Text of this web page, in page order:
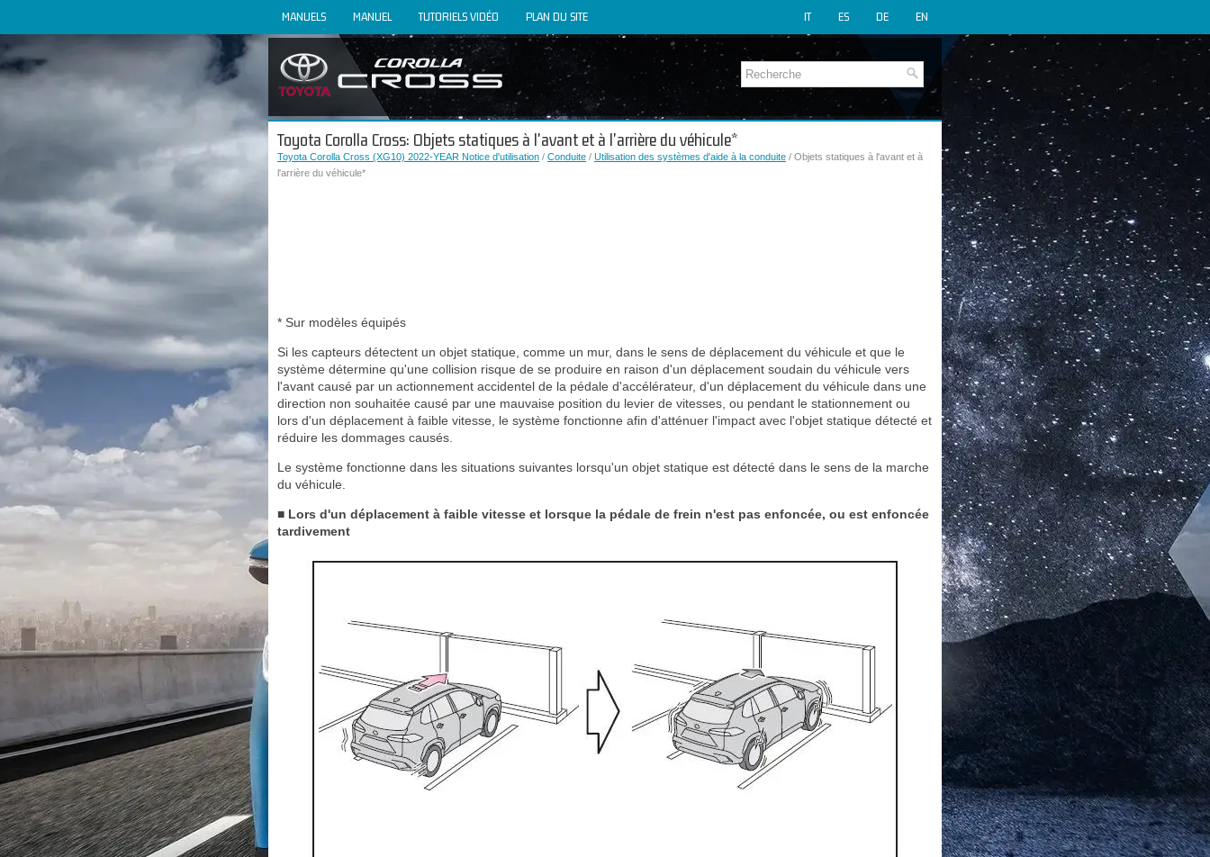
MANUELS MANUEL TUTORIELS VIDÉO PLAN DU SITE EN
DE
ES
IT
Toyota Corolla Cross: Objets statiques à l'avant et à l'arrière du véhicule*
Toyota Corolla Cross (XG10) 2022-YEAR Notice d'utilisation / Conduite / Utilisation des systèmes d'aide à la conduite / Objets statiques à l'avant et à
l'arrière du véhicule*
* Sur modèles équipés
Si les capteurs détectent un objet statique, comme un mur, dans le sens de déplacement du véhicule et que le
système détermine qu'une collision risque de se produire en raison d'un déplacement soudain du véhicule vers
l'avant causé par un actionnement accidentel de la pédale d'accélérateur, d'un déplacement du véhicule dans une
direction non souhaitée causé par une mauvaise position du levier de vitesses, ou pendant le stationnement ou
lors d'un déplacement à faible vitesse, le système fonctionne afin d'atténuer l'impact avec l'objet statique détecté et
réduire les dommages causés.
Le système fonctionne dans les situations suivantes lorsqu'un objet statique est détecté dans le sens de la marche
du véhicule.
■ Lors d'un déplacement à faible vitesse et lorsque la pédale de frein n'est pas enfoncée, ou est enfoncée
tardivement